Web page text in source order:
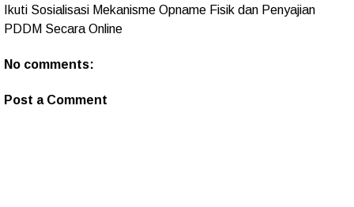
Ikuti Sosialisasi Mekanisme Opname Fisik dan Penyajian
PDDM Secara Online
No comments:
Post a Comment